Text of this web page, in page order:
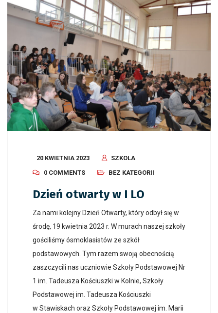
20 KWIETNIA 2023
SZKOLA
0 COMMENTS
BEZ KATEGORII
Dzień otwarty w I LO
Za nami kolejny Dzień Otwarty, który odbył się w
środę, 19 kwietnia 2023 r. W murach naszej szkoły
gościliśmy ósmoklasistów ze szkół
podstawowych. Tym razem swoją obecnością
zaszczycili nas uczniowie Szkoły Podstawowej Nr
1 im. Tadeusza Kościuszki w Kolnie, Szkoły
Podstawowej im. Tadeusza Kościuszki
w Stawiskach oraz Szkoły Podstawowej im. Marii